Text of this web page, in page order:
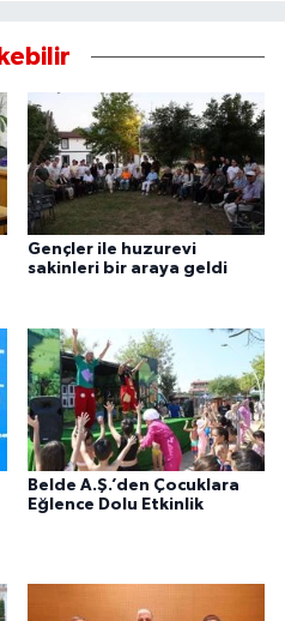
Gençler ile huzurevi
sakinleri bir araya geldi
Belde A.Ş.’den Çocuklara
Eğlence Dolu Etkinlik